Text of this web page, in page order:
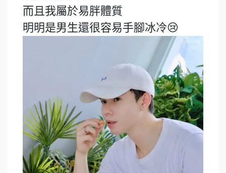
而且我屬於易胖體質
明明是男生還很容易手腳冰冷😢